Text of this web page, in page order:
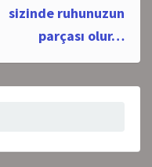
sizinde ruhunuzun
parçası olur…